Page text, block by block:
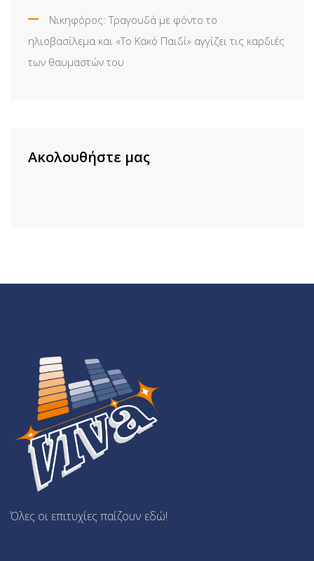
Νικηφόρος: Τραγουδά με φόντο το
ηλιοβασίλεμα και «Το Κακό Παιδί» αγγίζει τις καρδιές
των θαυμαστών του
Ακολουθήστε μας
Όλες οι επιτυχίες παίζουν εδώ!